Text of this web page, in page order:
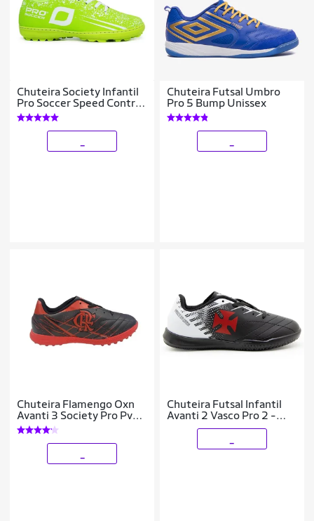
Chuteira Society Infantil
Pro Soccer Speed Control
– Conforto e Performance
Chuteira Futsal Umbro
Pro 5 Bump Unissex
Chuteira Flamengo Oxn
Avanti 3 Society Pro Pvc -
Infantil - Preto/Vermelho
Chuteira Futsal Infantil
Avanti 2 Vasco Pro 2 -